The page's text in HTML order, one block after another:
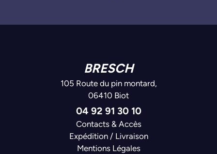
BRESCH
105 Route du pin montard,
06410 Biot
04 92 91 30 10
Contacts & Accès
Expédition / Livraison
Mentions Légales